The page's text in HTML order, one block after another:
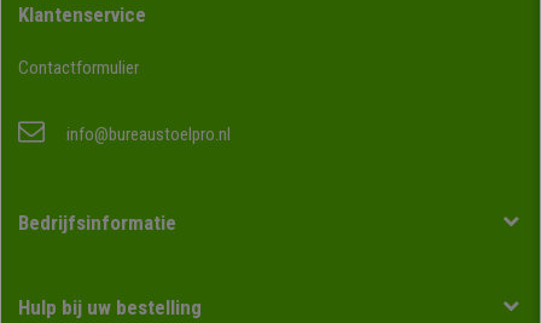
Klantenservice
Contactformulier
info@bureaustoelpro.nl
Bedrijfsinformatie
Hulp bij uw bestelling